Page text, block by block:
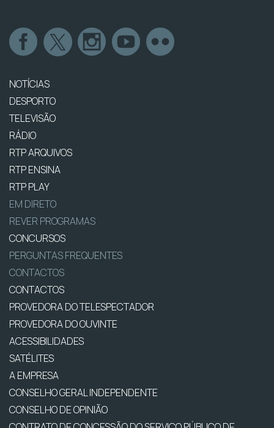
NOTÍCIAS
DESPORTO
TELEVISÃO
RÁDIO
RTP ARQUIVOS
RTP ENSINA
RTP PLAY
EM DIRETO
REVER PROGRAMAS
CONCURSOS
PERGUNTAS FREQUENTES
CONTACTOS
CONTACTOS
PROVEDORA DO TELESPECTADOR
PROVEDORA DO OUVINTE
ACESSIBILIDADES
SATÉLITES
A EMPRESA
CONSELHO GERAL INDEPENDENTE
CONSELHO DE OPINIÃO